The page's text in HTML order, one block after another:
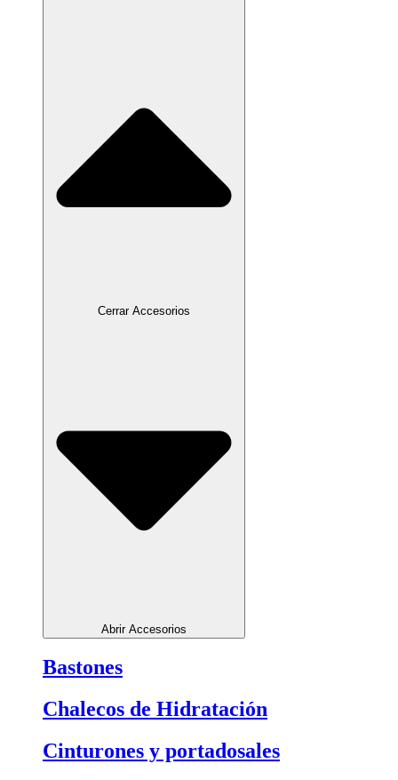
Cerrar Accesorios
Abrir Accesorios
Bastones
Chalecos de Hidratación
Cinturones y portadosales